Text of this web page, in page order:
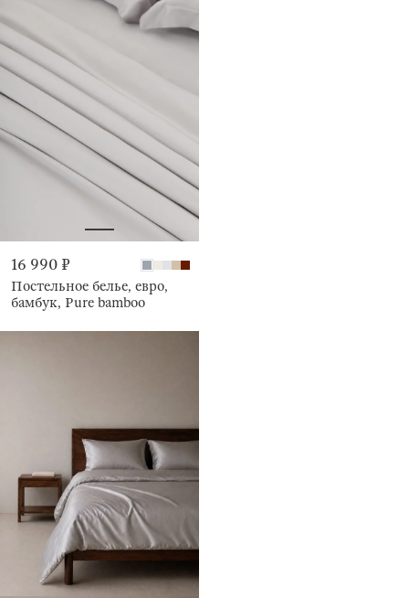
16 990 ₽
Постельное белье, евро,
бамбук, Pure bamboo